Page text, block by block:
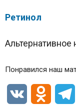
Ретинол
Альтернативное
Понравился наш
VK